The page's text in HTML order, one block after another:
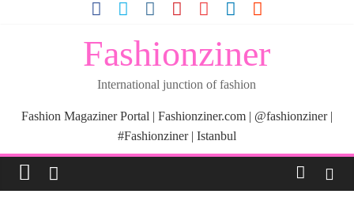
Fashionziner
International junction of fashion
Fashion Magaziner Portal | Fashionziner.com | @fashionziner |
#Fashionziner | Istanbul